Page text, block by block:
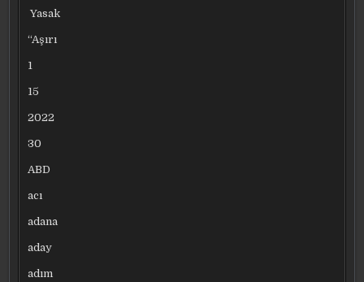
Yasak
“Aşırı
1
15
2022
30
ABD
acı
adana
aday
adım